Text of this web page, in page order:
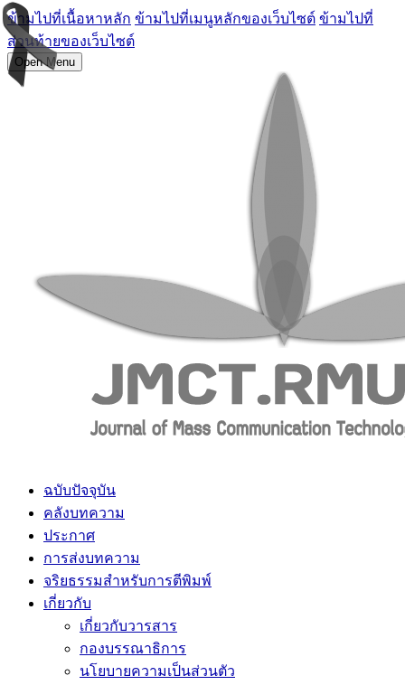
ข้ามไปที่เนื้อหาหลัก ข้ามไปที่เมนูหลักของเว็บไซต์ ข้ามไปที่
ส่วนท้ายของเว็บไซต์
Open Menu
ฉบับปัจจุบัน
คลังบทความ
ประกาศ
การส่งบทความ
จริยธรรมสำหรับการตีพิมพ์
เกี่ยวกับ
เกี่ยวกับวารสาร
กองบรรณาธิการ
นโยบายความเป็นส่วนตัว